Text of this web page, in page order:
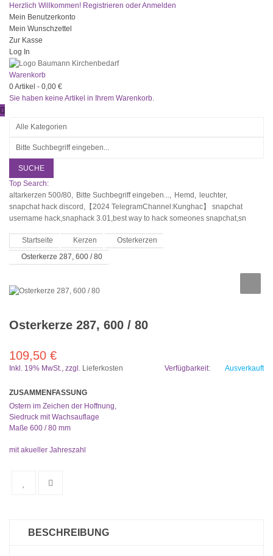
Herzlich Willkommen! Registrieren oderAnmelden
Mein Benutzerkonto
Mein Wunschzettel
Zur Kasse
Log In
Warenkorb
0Artikel - 0,00 €
Sie haben keine Artikel in Ihrem Warenkorb.
SUCHE
Top Search:
altarkerzen 500/80, Bitte Suchbegriff eingeben..., Hemd, leuchter,
snapchat hack discord,【2024 TelegramChannel:Kunghac】 snapchat
username hack,snaphack 3.01,best way to hack someones snapchat,sn
Startseite Kerzen
Osterkerzen
Osterkerze 287, 600 / 80
Osterkerze 287, 600 / 80
109,50 €
Inkl. 19% MwSt. zzgl. Lieferkosten Verfügbarkeit: Ausverkauft
ZUSAMMENFASSUNG
Ostern im Zeichen der Hoffnung,
Siedruck mit Wachsauflage
Maße 600 / 80 mm
mit akueller Jahreszahl
BESCHREIBUNG